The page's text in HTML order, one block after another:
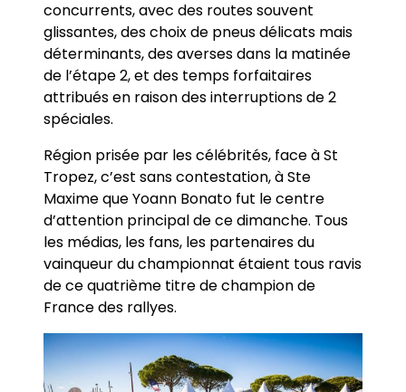
concurrents, avec des routes souvent
glissantes, des choix de pneus délicats mais
déterminants, des averses dans la matinée
de l’étape 2, et des temps forfaitaires
attribués en raison des interruptions de 2
spéciales.
Région prisée par les célébrités, face à St
Tropez, c’est sans contestation, à Ste
Maxime que Yoann Bonato fut le centre
d’attention principal de ce dimanche. Tous
les médias, les fans, les partenaires du
vainqueur du championnat étaient tous ravis
de ce quatrième titre de champion de
France des rallyes.